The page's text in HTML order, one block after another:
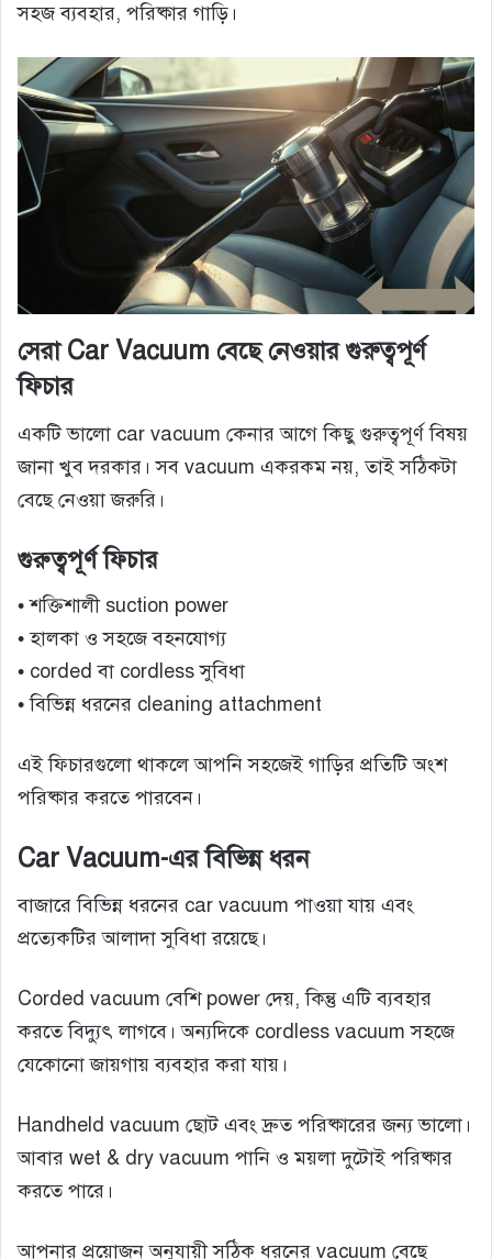
সহজ ব্যবহার, পরিষ্কার গাড়ি।
সেরা Car Vacuum বেছে নেওয়ার গুরুত্বপূর্ণ
ফিচার
একটি ভালো car vacuum কেনার আগে কিছু গুরুত্বপূর্ণ বিষয়
জানা খুব দরকার। সব vacuum একরকম নয়, তাই সঠিকটা
বেছে নেওয়া জরুরি।
গুরুত্বপূর্ণ ফিচার
• শক্তিশালী suction power
• হালকা ও সহজে বহনযোগ্য
• corded বা cordless সুবিধা
• বিভিন্ন ধরনের cleaning attachment
এই ফিচারগুলো থাকলে আপনি সহজেই গাড়ির প্রতিটি অংশ
পরিষ্কার করতে পারবেন।
Car Vacuum-এর বিভিন্ন ধরন
বাজারে বিভিন্ন ধরনের car vacuum পাওয়া যায় এবং
প্রত্যেকটির আলাদা সুবিধা রয়েছে।
Corded vacuum বেশি power দেয়, কিন্তু এটি ব্যবহার
করতে বিদ্যুৎ লাগবে। অন্যদিকে cordless vacuum সহজে
যেকোনো জায়গায় ব্যবহার করা যায়।
Handheld vacuum ছোট এবং দ্রুত পরিষ্কারের জন্য ভালো।
আবার wet & dry vacuum পানি ও ময়লা দুটোই পরিষ্কার
করতে পারে।
আপনার প্রয়োজন অনুযায়ী সঠিক ধরনের vacuum বেছে